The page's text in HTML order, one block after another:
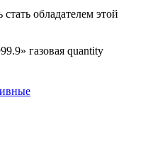
обладателем этой
газовая quantity